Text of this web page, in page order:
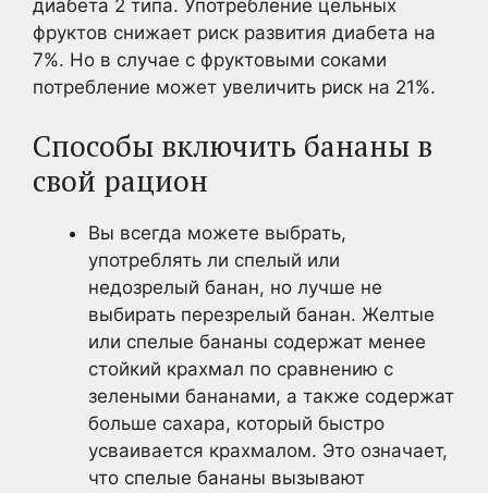
диабета 2 типа. Употребление цельных
фруктов снижает риск развития диабета на
7%. Но в случае с фруктовыми соками
потребление может увеличить риск на 21%.
Способы включить бананы в
свой рацион
Вы всегда можете выбрать,
употреблять ли спелый или
недозрелый банан, но лучше не
выбирать перезрелый банан. Желтые
или спелые бананы содержат менее
стойкий крахмал по сравнению с
зелеными бананами, а также содержат
больше сахара, который быстро
усваивается крахмалом. Это означает,
что спелые бананы вызывают